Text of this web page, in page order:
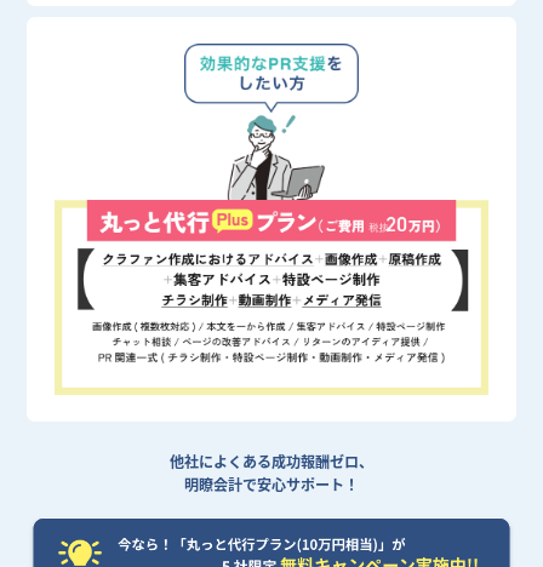
他社によくある成功報酬ゼロ、
明瞭会計で安心サポート！